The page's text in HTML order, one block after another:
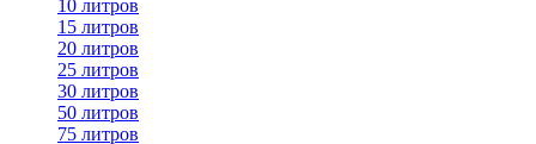
10 литров
15 литров
20 литров
25 литров
30 литров
50 литров
75 литров